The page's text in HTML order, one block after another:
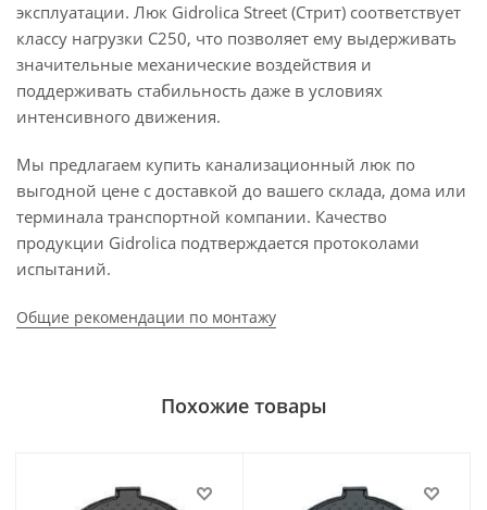
эксплуатации. Люк Gidrolica Street (Стрит) соответствует
классу нагрузки C250, что позволяет ему выдерживать
значительные механические воздействия и
поддерживать стабильность даже в условиях
интенсивного движения.
Мы предлагаем купить канализационный люк по
выгодной цене с доставкой до вашего склада, дома или
терминала транспортной компании. Качество
продукции Gidrolica подтверждается протоколами
испытаний.
Общие рекомендации по монтажу
Похожие товары